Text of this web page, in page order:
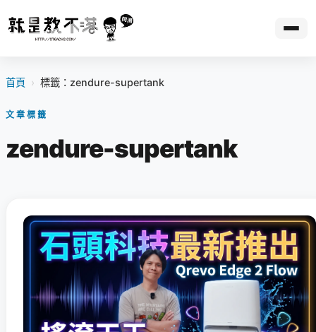
首頁 › 標籤：zendure-supertank
文章標籤
zendure-supertank